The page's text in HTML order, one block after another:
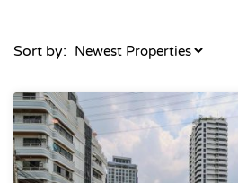
Sort by: